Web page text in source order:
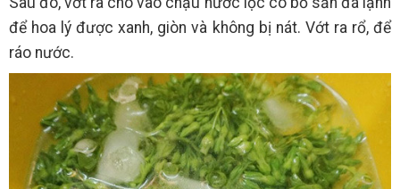
để hoa lý được xanh, giòn và không bị nát. Vớt ra rổ, để
ráo nước.